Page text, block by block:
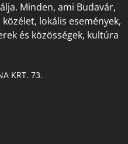
Minden, ami Budavár,
lokális események,
és közösségek, kultúra
KRT. 73.